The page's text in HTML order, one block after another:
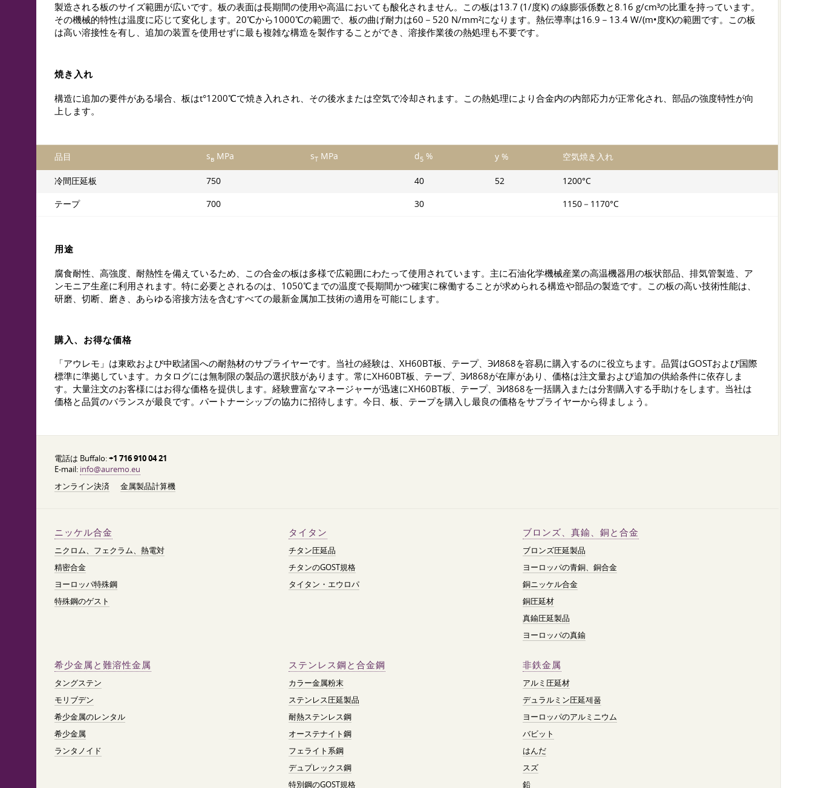
製造される板のサイズ範囲が広いです。板の表面は長期間の使用や高温においても酸化されません。この板は13.7 (1/度K) の線膨張係数と8.16 g/cm³の比重を持っています。
その機械的特性は温度に応じて変化します。20℃から1000℃の範囲で、板の曲げ耐力は60－520 N/mm²になります。熱伝導率は16.9－13.4 W/(m•度K)の範囲です。この板
は高い溶接性を有し、追加の装置を使用せずに最も複雑な構造を製作することができ、溶接作業後の熱処理も不要です。
焼き入れ
構造に追加の要件がある場合、板はt°1200℃で焼き入れされ、その後水または空気で冷却されます。この熱処理により合金内の内部応力が正常化され、部品の強度特性が向
上します。
品目 sв MPa sT MPa d5 % y % 空気焼き入れ
冷間圧延板 750 40 52 1200°C
テープ 700 30 1150－1170°C
用途
腐食耐性、高強度、耐熱性を備えているため、この合金の板は多様で広範囲にわたって使用されています。主に石油化学機械産業の高温機器用の板状部品、排気管製造、ア
ンモニア生産に利用されます。特に必要とされるのは、1050℃までの温度で長期間かつ確実に稼働することが求められる構造や部品の製造です。この板の高い技術性能は、
研磨、切断、磨き、あらゆる溶接方法を含むすべての最新金属加工技術の適用を可能にします。
購入、お得な価格
「アウレモ」は東欧および中欧諸国への耐熱材のサプライヤーです。当社の経験は、ХН60ВТ板、テープ、ЭИ868を容易に購入するのに役立ちます。品質はGOSTおよび国際
標準に準拠しています。カタログには無制限の製品の選択肢があります。常にХН60ВТ板、テープ、ЭИ868が在庫があり、価格は注文量および追加の供給条件に依存しま
す。大量注文のお客様にはお得な価格を提供します。経験豊富なマネージャーが迅速にХН60ВТ板、テープ、ЭИ868を一括購入または分割購入する手助けをします。当社は
価格と品質のバランスが最良です。パートナーシップの協力に招待します。今日、板、テープを購入し最良の価格をサプライヤーから得ましょう。
電話は Buffalo:+1 716 910 04 21
E-mail: info@auremo.eu
オンライン決済
金属製品計算機
ニッケル合金
ニクロム、フェクラム、熱電対
精密合金
ヨーロッパ特殊鋼
特殊鋼のゲスト
タイタン
チタン圧延品
チタンのGOST規格
タイタン・エウロパ
ブロンズ、真鍮、銅と合金
ブロンズ圧延製品
ヨーロッパの青銅、銅合金
銅ニッケル合金
銅圧延材
真鍮圧延製品
ヨーロッパの真鍮
希少金属と難溶性金属
タングステン
モリブデン
希少金属のレンタル
希少金属
ランタノイド
ステンレス鋼と合金鋼
カラー金属粉末
ステンレス圧延製品
耐熱ステンレス鋼
オーステナイト鋼
フェライト系鋼
デュプレックス鋼
特別鋼のGOST規格
非鉄金属
アルミ圧延材
デュラルミン圧延제품
ヨーロッパのアルミニウム
バビット
はんだ
スズ
鉛